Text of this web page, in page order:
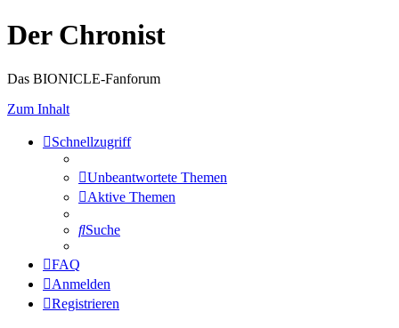
Der Chronist
Das BIONICLE-Fanforum
Zum Inhalt
Schnellzugriff
Unbeantwortete Themen
Aktive Themen
Suche
FAQ
Anmelden
Registrieren